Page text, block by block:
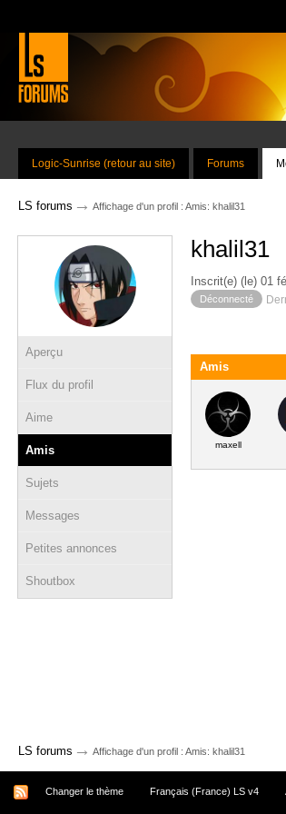
Logic-Sunrise (retour au site) Forums
LS forums → Affichage d'un profil : Amis: khalil31
Aperçu
Flux du profil
Aime
Amis
Sujets
Messages
Petites annonces
Shoutbox
khalil31
Inscrit(e) (le) 01
Déconnecté
Amis
maxell
LS forums → Affichage d'un profil : Amis: khalil31
Changer le thème Français (France) LS v4